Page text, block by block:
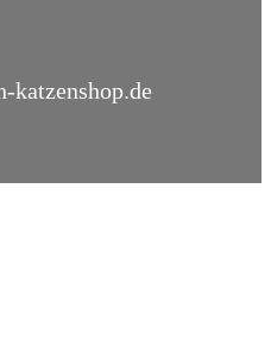
katzenshop.de